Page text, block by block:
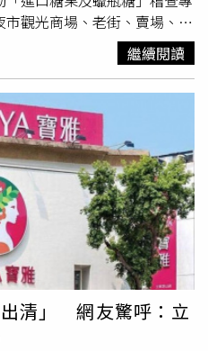
這次在台北舉辦演唱會的時
的，如果有機會的話，到時
次來台北辦演唱會的話，晚
訂飯店了，而是住在7-
忙，需要在7-ELEVEN準備
裡，所以請幫忙準備一
全新企劃，將帶來最過癮的
10款鮮食、飲料等韓味十足
、雪淋霜、思樂冰都有超韓
JUNIOR-D&E合作，超人氣
裝，更祭出購買指定商品就有
等限量贈品。銀赫、東海將
還祭出購買指定商品就有
等限量贈品。（圖／寬寬整
觀光商場、老街、賣場、雜
網購商店等地點、共243間
瓶糖、軟糖、泡泡糖、口香
。衛生局表示，稽查人員在
市查獲2名業者販售蠟瓶
商品也沒有中文標示及查驗
味劑。此外，瑞豐夜市1間糖
「五彩風車果町」、「爆紅
源廠商，
商品包裝無中文標
日韓團購雜貨店，同樣販售
食品。衛生局已要求4家業
法開罰，可處3萬元以上
，業者應依食品安全衛生管
署申請查驗並申報輸入產品
理法第22條規定標示，以確
關規定。情節重大者，並得
繼續閱讀
清」 網友驚呼：立